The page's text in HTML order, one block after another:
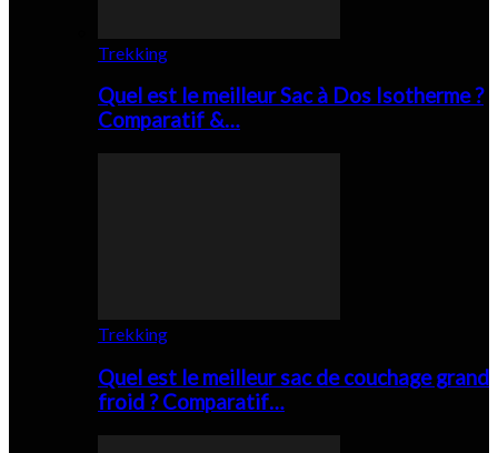
Trekking
Quel est le meilleur Sac à Dos Isotherme ?
Comparatif &…
Trekking
Quel est le meilleur sac de couchage grand
froid ? Comparatif…